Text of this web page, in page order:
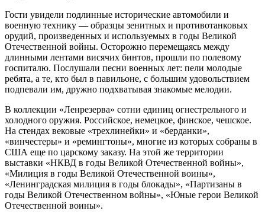
Гости увидели подлинные исторические автомобили и
военную технику — образцы зенитных и противотанковых
орудий, произведенных и используемых в годы Великой
Отечественной войны. Осторожно перемещаясь между
длинными лентами висячих бинтов, прошли по полевому
госпиталю. Послушали песни военных лет: пели молодые
ребята, а те, кто был в павильоне, с большим удовольствием
подпевали им, дружно подхватывая знакомые мелодии.
В коллекции «Ленрезерва» сотни единиц огнестрельного и
холодного оружия. Российское, немецкое, финское, чешское.
На стендах вековые «трехлинейки» и «берданки»,
«винчестеры» и «ремингтоны», многие из которых собраны в
США еще по царскому заказу. На этой же территории
выставки «НКВД в годы Великой Отечественной войны»,
«Милиция в годы Великой Отечественной воины»,
«Ленинградская милиция в годы блокады», «Партизаны в
годы Великой Отечественном войны», «Юные герои Великой
Отечественной воины».